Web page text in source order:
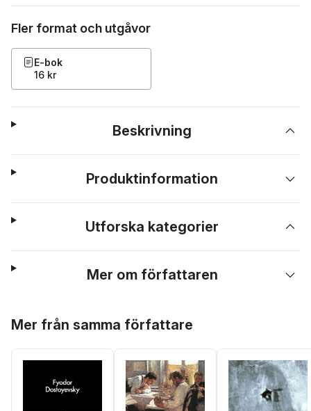
Fler format och utgåvor
E-bok
16 kr
Beskrivning
Produktinformation
Utforska kategorier
Mer om författaren
Mer från samma författare